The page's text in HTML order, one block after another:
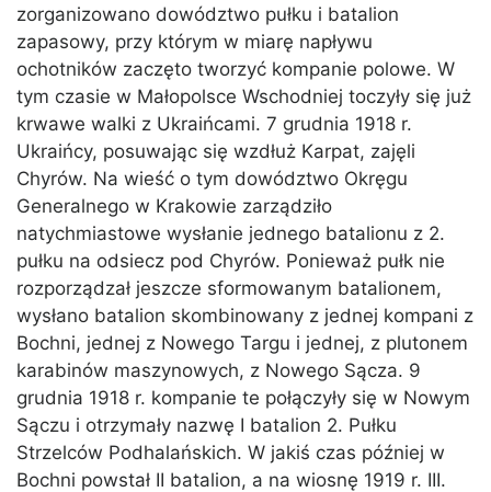
zorganizowano dowództwo pułku i batalion
zapasowy, przy którym w miarę napływu
ochotników zaczęto tworzyć kompanie polowe. W
tym czasie w Małopolsce Wschodniej toczyły się już
krwawe walki z Ukraińcami. 7 grudnia 1918 r.
Ukraińcy, posuwając się wzdłuż Karpat, zajęli
Chyrów. Na wieść o tym dowództwo Okręgu
Generalnego w Krakowie zarządziło
natychmiastowe wysłanie jednego batalionu z 2.
pułku na odsiecz pod Chyrów. Ponieważ pułk nie
rozporządzał jeszcze sformowanym batalionem,
wysłano batalion skombinowany z jednej kompani z
Bochni, jednej z Nowego Targu i jednej, z plutonem
karabinów maszynowych, z Nowego Sącza. 9
grudnia 1918 r. kompanie te połączyły się w Nowym
Sączu i otrzymały nazwę I batalion 2. Pułku
Strzelców Podhalańskich. W jakiś czas później w
Bochni powstał II batalion, a na wiosnę 1919 r. III.